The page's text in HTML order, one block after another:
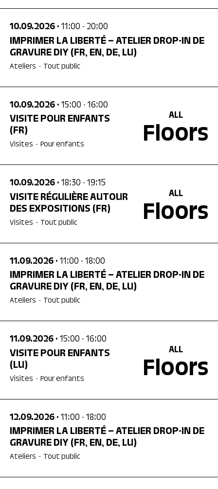
10.09.2026• 11:00 - 20:00
IMPRIMER LA LIBERTÉ – ATELIER DROP-IN DE
GRAVURE DIY(FR, EN, DE, LU)
Ateliers - Tout public
10.09.2026• 15:00 - 16:00
VISITE POUR ENFANTS
(FR)
Visites - Pour enfants
ALL
Floors
10.09.2026• 18:30 - 19:15
VISITE RÉGULIÈRE AUTOUR
DES EXPOSITIONS (FR)
Visites - Tout public
ALL
Floors
11.09.2026• 11:00 - 18:00
IMPRIMER LA LIBERTÉ – ATELIER DROP-IN DE
GRAVURE DIY(FR, EN, DE, LU)
Ateliers - Tout public
11.09.2026• 15:00 - 16:00
VISITE POUR ENFANTS
(LU)
Visites - Pour enfants
ALL
Floors
12.09.2026• 11:00 - 18:00
IMPRIMER LA LIBERTÉ – ATELIER DROP-IN DE
GRAVURE DIY(FR, EN, DE, LU)
Ateliers - Tout public